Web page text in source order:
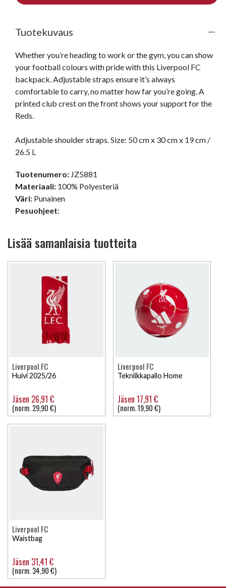
Tuotekuvaus
Whether you’re heading to work or the gym, you can show
your football colours with pride with this Liverpool FC
backpack. Adjustable straps ensure it’s always
comfortable to carry, no matter how far you’re going. A
printed club crest on the front shows your support for the
Reds.
Adjustable shoulder straps. Size: 50 cm x 30 cm x 19 cm /
26.5 L
Tuotenumero: JZ5881
Materiaali: 100% Polyesteriä
Väri: Punainen
Pesuohjeet:
Lisää samanlaisia tuotteita
Liverpool FC
Huivi 2025/26
Jäsen 26,91 €
(norm. 29,90 €)
Liverpool FC
Tekniikkapallo Home
Jäsen 17,91 €
(norm. 19,90 €)
Liverpool FC
Waistbag
Jäsen 31,41 €
(norm. 34,90 €)